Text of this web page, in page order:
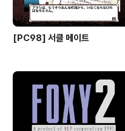
[PC98] 서클 메이트